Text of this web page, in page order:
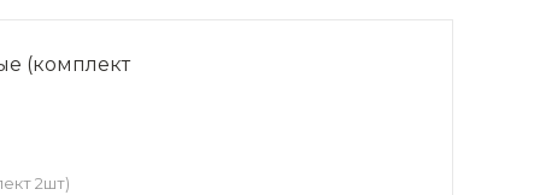
(комплект
2шт)